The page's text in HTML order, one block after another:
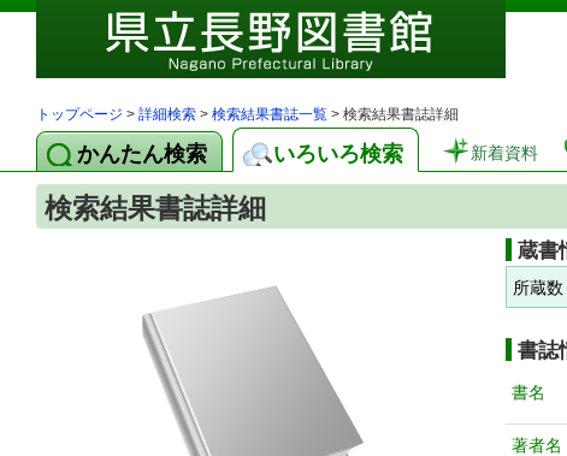
トップページ > 詳細検索 > 検索結果書誌一覧 > 検索結果書誌詳細
かんたん検索 いろいろ検索 新着資料
検索結果書誌詳細
蔵書
所蔵数
書誌
書名
著者名